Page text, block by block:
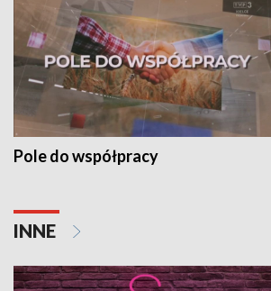
Pole do współpracy
INNE